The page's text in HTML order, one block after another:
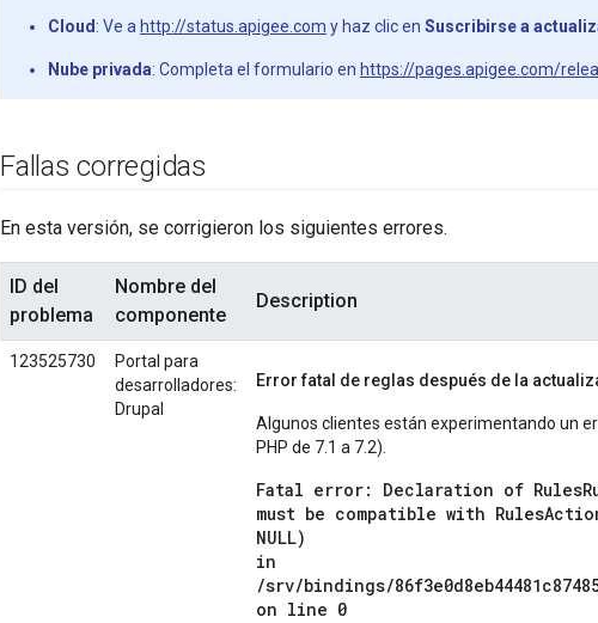
Cloud : Ve a http://status.apigee.com y haz clic en Suscribirse a
Nube privada: Completa el formulario en https://pages.apigee.com/
Fallas corregidas
En esta versión, se corrigieron los siguientes errores.
ID del
problema
Nombre del
componente
Description
123525730
Portal para
desarrolladores:
Drupal
Error fatal de reglas después de la
Algunos clientes están experimentando un
PHP de 7.1 a 7.2).
Fatal error: Declaration of
must be compatible with
NULL)
in
/srv/bindings/
on line 0